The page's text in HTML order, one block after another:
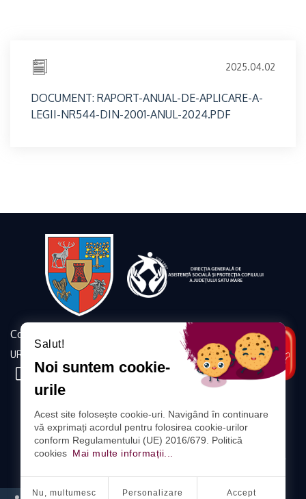
2025.04.02
DOCUMENT: RAPORT-ANUAL-DE-APLICARE-A-
LEGII-NR544-DIN-2001-ANUL-2024.PDF
DIRECȚIA GENERALĂ DE
ASISTENȚĂ SOCIALĂ ȘI PROTECȚIA COPILULUI
A JUDEȚULUI SATU MARE
ADRESA: SATU MARE, STR. CORVINILOR, NR. 18, COD POSTAL
Contact
URMĂRIȚI-NE
Salut!
Noi suntem cookie-
urile
Acest site folosește cookie-uri. Navigând în continuare
vă exprimați acordul pentru folosirea cookie-urilor
conform Regulamentului (UE) 2016/679. Politică
cookies
Mai multe informații...
Nu, multumesc Personalizare Accept